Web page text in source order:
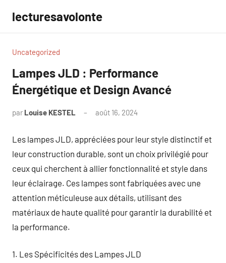
contenu
lecturesavolonte
Uncategorized
Lampes JLD : Performance
Énergétique et Design Avancé
par Louise KESTEL août 16, 2024
Les lampes JLD, appréciées pour leur style distinctif et
leur construction durable, sont un choix privilégié pour
ceux qui cherchent à allier fonctionnalité et style dans
leur éclairage. Ces lampes sont fabriquées avec une
attention méticuleuse aux détails, utilisant des
matériaux de haute qualité pour garantir la durabilité et
la performance.
1. Les Spécificités des Lampes JLD